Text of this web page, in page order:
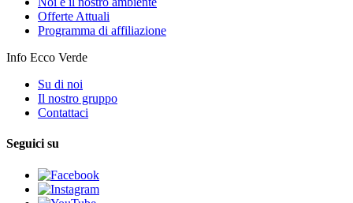
Offerte Attuali
Programma di affiliazione
Info Ecco Verde
Su di noi
Il nostro gruppo
Contattaci
Seguici su